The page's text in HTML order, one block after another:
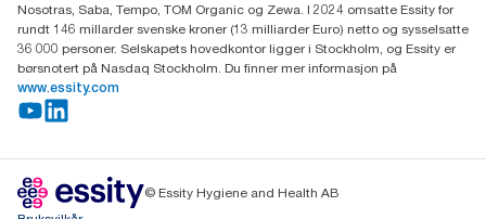
Nosotras, Saba, Tempo, TOM Organic og Zewa. I 2024 omsatte Essity for
rundt 146 millarder svenske kroner (13 milliarder Euro) netto og sysselsatte
36 000 personer. Selskapets hovedkontor ligger i Stockholm, og Essity er
børsnotert på Nasdaq Stockholm. Du finner mer informasjon på
www.essity.com
© Essity Hygiene and Health AB